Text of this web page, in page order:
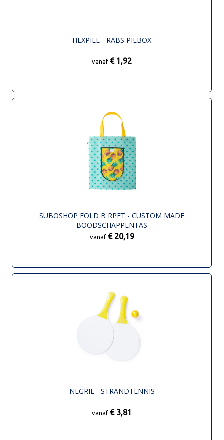
HEXPILL - RABS PILBOX
vanaf € 1,92
SUBOSHOP FOLD B RPET - CUSTOM MADE
BOODSCHAPPENTAS
vanaf € 20,19
NEGRIL - STRANDTENNIS
vanaf € 3,81